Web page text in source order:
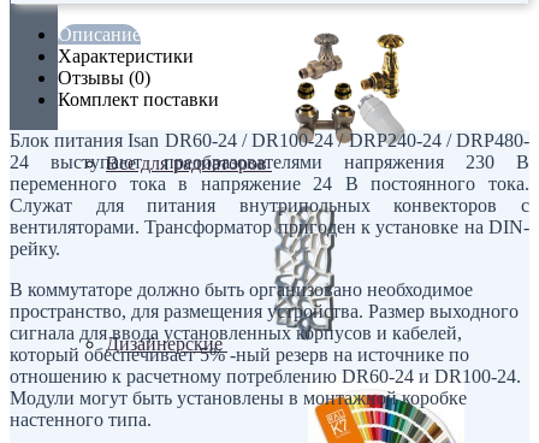
Все для радиаторов
Дизайнерские
Описание
Характеристики
Отзывы (0)
Комплект поставки
Блок питания Isan DR60-24 / DR100-24 / DRP240-24 / DRP480-
24 выступают преобразователями напряжения 230 В
переменного тока в напряжение 24 В постоянного тока.
Служат для питания внутрипольных конвекторов с
вентиляторами. Трансформатор пригоден к установке на DIN-
рейку.
В коммутаторе должно быть организовано необходимое
пространство, для размещения устройства. Размер выходного
сигнала для ввода установленных корпусов и кабелей,
который обеспечивает 5% -ный резерв на источнике по
отношению к расчетному потреблению DR60-24 и DR100-24.
Модули могут быть установлены в монтажной коробке
настенного типа.